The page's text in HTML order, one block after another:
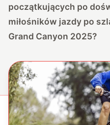
początkujących po
miłośników jazdy po
Grand Canyon 2025?